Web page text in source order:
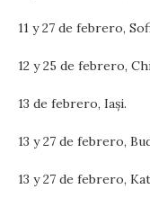
11 y 27 de febrero,
12 y 25 de febrero,
13 de febrero, Iași.
13 y 27 de febrero,
13 y 27 de febrero,